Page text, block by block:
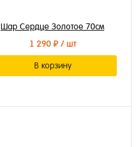
Шар Сердце Золотое 70см
1 290 ₽/ шт
В корзину